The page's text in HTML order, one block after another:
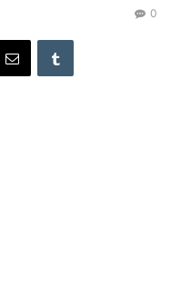
0